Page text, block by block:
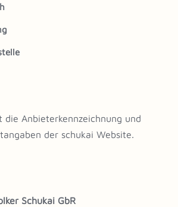
die Anbieterkennzeichnung und
der schukai Website.
Schukai GbR